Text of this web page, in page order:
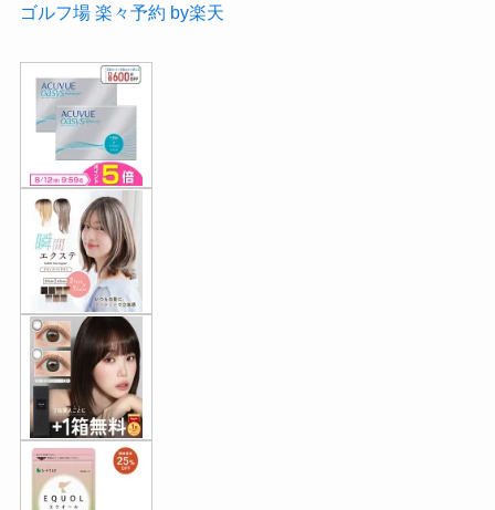
ゴルフ場 楽々予約 by楽天